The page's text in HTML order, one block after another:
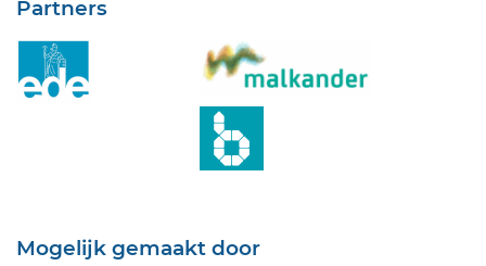
Partners
Mogelijk gemaakt door